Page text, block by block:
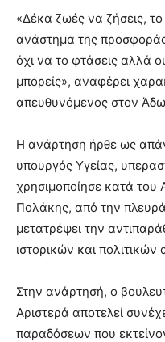
«Δέκα ζωές να ζήσεις, το
ανάστημα της
όχι να το φτάσεις αλλά
μπορείς», αναφέρει
απευθυνόμενος στον
Η ανάρτηση ήρθε ως
υπουργός Υγείας,
χρησιμοποίησε κατά
Πολάκης, από την
μετατρέψει την
ιστορικών και
Στην ανάρτησή, ο
Αριστερά αποτελεί
παραδόσεων που